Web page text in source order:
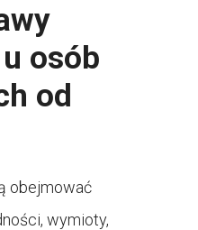
osób
od
obejmować
wymioty,